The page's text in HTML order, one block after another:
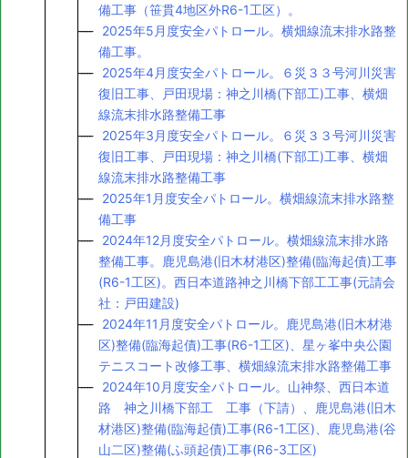
備工事（笹貫4地区外R6-1工区）。
2025年5月度安全パトロール。横畑線流末排水路整
備工事。
2025年4月度安全パトロール。６災３３号河川災害
復旧工事、戸田現場：神之川橋(下部工)工事、横畑
線流末排水路整備工事
2025年3月度安全パトロール。６災３３号河川災害
復旧工事、戸田現場：神之川橋(下部工)工事、横畑
線流末排水路整備工事
2025年1月度安全パトロール。横畑線流末排水路整
備工事
2024年12月度安全パトロール。横畑線流末排水路
整備工事。鹿児島港(旧木材港区)整備(臨海起債)工事
(R6-1工区)。西日本道路神之川橋下部工工事(元請会
社：戸田建設)
2024年11月度安全パトロール。鹿児島港(旧木材港
区)整備(臨海起債)工事(R6-1工区)、星ヶ峯中央公園
テニスコート改修工事、横畑線流末排水路整備工事
2024年10月度安全パトロール。山神祭、西日本道
路 神之川橋下部工 工事（下請）、鹿児島港(旧木
材港区)整備(臨海起債)工事(R6-1工区)、鹿児島港(谷
山二区)整備(ふ頭起債)工事(R6-3工区)